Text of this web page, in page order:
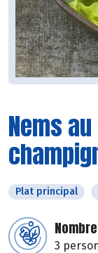
Nems
Plat principal
3